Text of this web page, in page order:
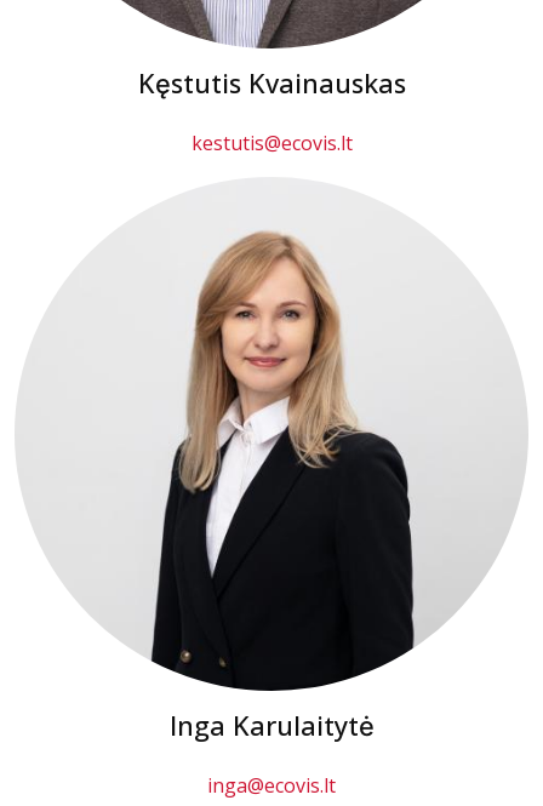
Kęstutis Kvainauskas
kestutis@ecovis.lt
Inga Karulaitytė
inga@ecovis.lt